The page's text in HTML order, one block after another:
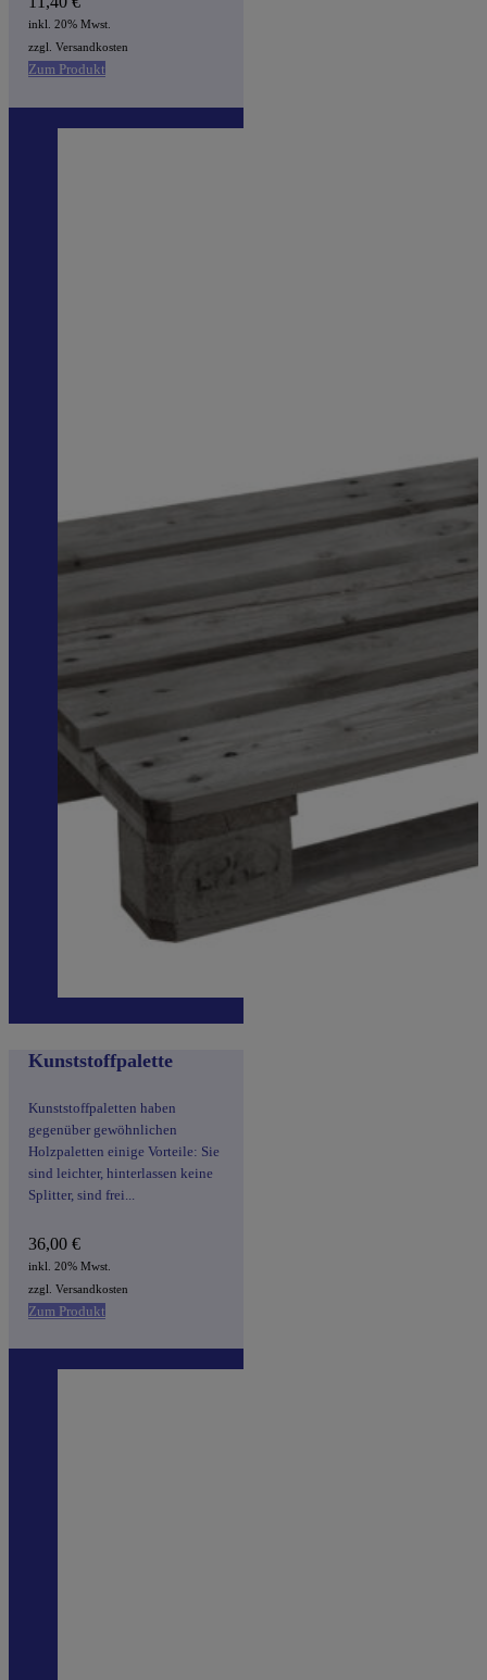
inkl. 20% Mwst.
zzgl. Versandkosten
Zum Produkt
Kunststoffpalette
Kunststoffpaletten haben
gegenüber gewöhnlichen
Holzpaletten einige Vorteile: Sie
sind leichter, hinterlassen keine
Splitter, sind frei...
36,00€
inkl. 20% Mwst.
zzgl. Versandkosten
Zum Produkt